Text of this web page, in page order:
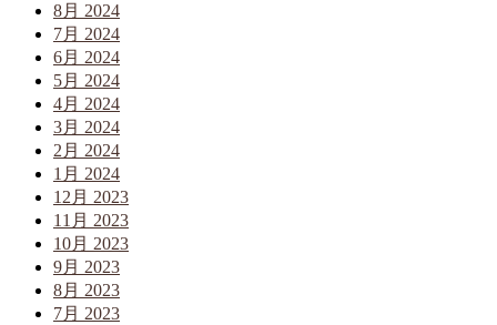
8月 2024
7月 2024
6月 2024
5月 2024
4月 2024
3月 2024
2月 2024
1月 2024
12月 2023
11月 2023
10月 2023
9月 2023
8月 2023
7月 2023